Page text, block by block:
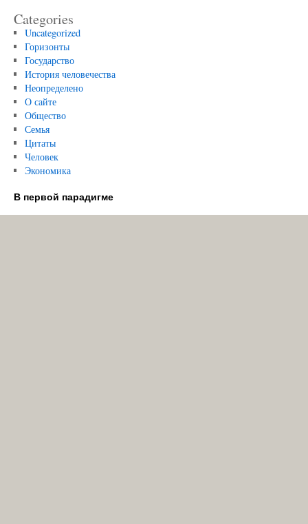
Categories
Uncategorized
Горизонты
Государство
История человечества
Неопределено
О сайте
Общество
Семья
Цитаты
Человек
Экономика
В первой парадигме